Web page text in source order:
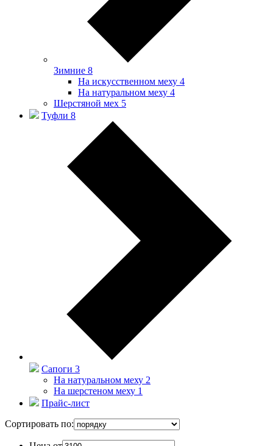
Зимние 8
На искусственном меху 4
На натуральном меху 4
Шерстяной мех 5
Туфли 8
Сапоги 3
На натуральном меху 2
На шерстеном меху 1
Прайс-лист
Сортировать по: